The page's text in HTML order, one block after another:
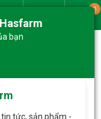
0
bạn
tức, sản phẩm -